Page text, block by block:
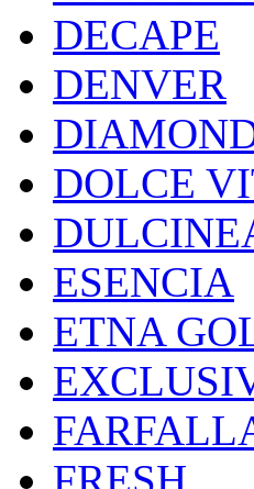
DECAPE
DENVER
DOLCE
ESENCIA
ETNA